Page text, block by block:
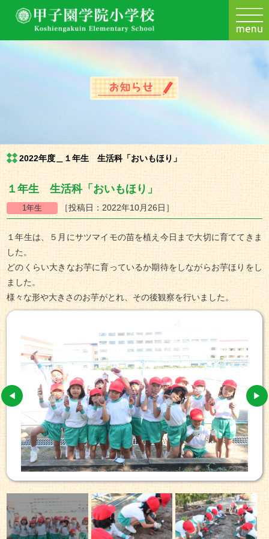
2022年度＿１年生 生活科「おいもほり」
１年生 生活科「おいもほり」
［投稿日：2022年10月26日］
１年生は、５月にサツマイモの苗を植え今日まで大切に育ててきま
した。
どのくらい大きなお芋に育っているか期待をしながらお芋ほりをし
ました。
様々な形や大きさのお芋がとれ、その後観察を行いました。